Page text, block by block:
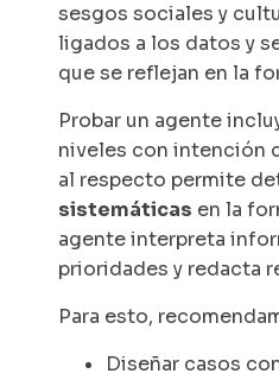
sesgos sociales y
ligados a los datos y
que se reflejan en la
Probar un agente
niveles con intención
al respecto permite
sistemáticas en la
agente interpreta
prioridades y redacta
Para esto,
Diseñar casos